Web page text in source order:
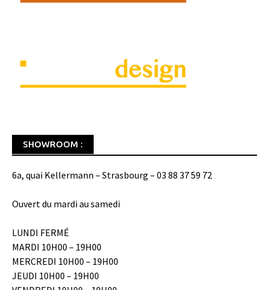
SHOWROOM :
6a, quai Kellermann – Strasbourg – 03 88 37 59 72
Ouvert du mardi au samedi
LUNDI FERMÉ
MARDI 10H00 – 19H00
MERCREDI 10H00 – 19H00
JEUDI 10H00 – 19H00